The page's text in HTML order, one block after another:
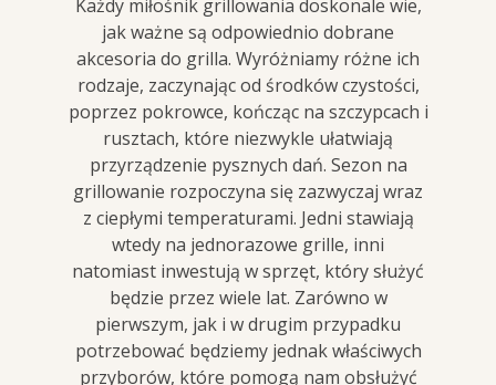
Każdy miłośnik grillowania doskonale wie,
jak ważne są odpowiednio dobrane
akcesoria do grilla. Wyróżniamy różne ich
rodzaje, zaczynając od środków czystości,
poprzez pokrowce, kończąc na szczypcach i
rusztach, które niezwykle ułatwiają
przyrządzenie pysznych dań. Sezon na
grillowanie rozpoczyna się zazwyczaj wraz
z ciepłymi temperaturami. Jedni stawiają
wtedy na jednorazowe grille, inni
natomiast inwestują w sprzęt, który służyć
będzie przez wiele lat. Zarówno w
pierwszym, jak i w drugim przypadku
potrzebować będziemy jednak właściwych
przyborów, które pomogą nam obsłużyć